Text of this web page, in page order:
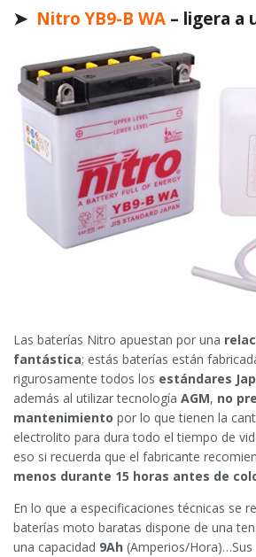
➤ Nitro YB9-B WA – ligera a
Las baterías Nitro apuestan por una
fantástica; estás baterías están
rigurosamente todos los estándares
además al utilizar tecnología AGM, no
mantenimiento por lo que tienen la
electrolito para dura todo el tiempo de
eso si recuerda que el fabricante
menos durante 15 horas antes de
En lo que a especificaciones técnicas se
baterías moto baratas dispone de una
una capacidad 9Ah (Amperios/